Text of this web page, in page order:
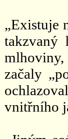
„Existuje
takzvaný
začaly
vnitřního